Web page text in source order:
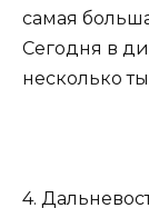
самая
Сегодня в
несколько
4.